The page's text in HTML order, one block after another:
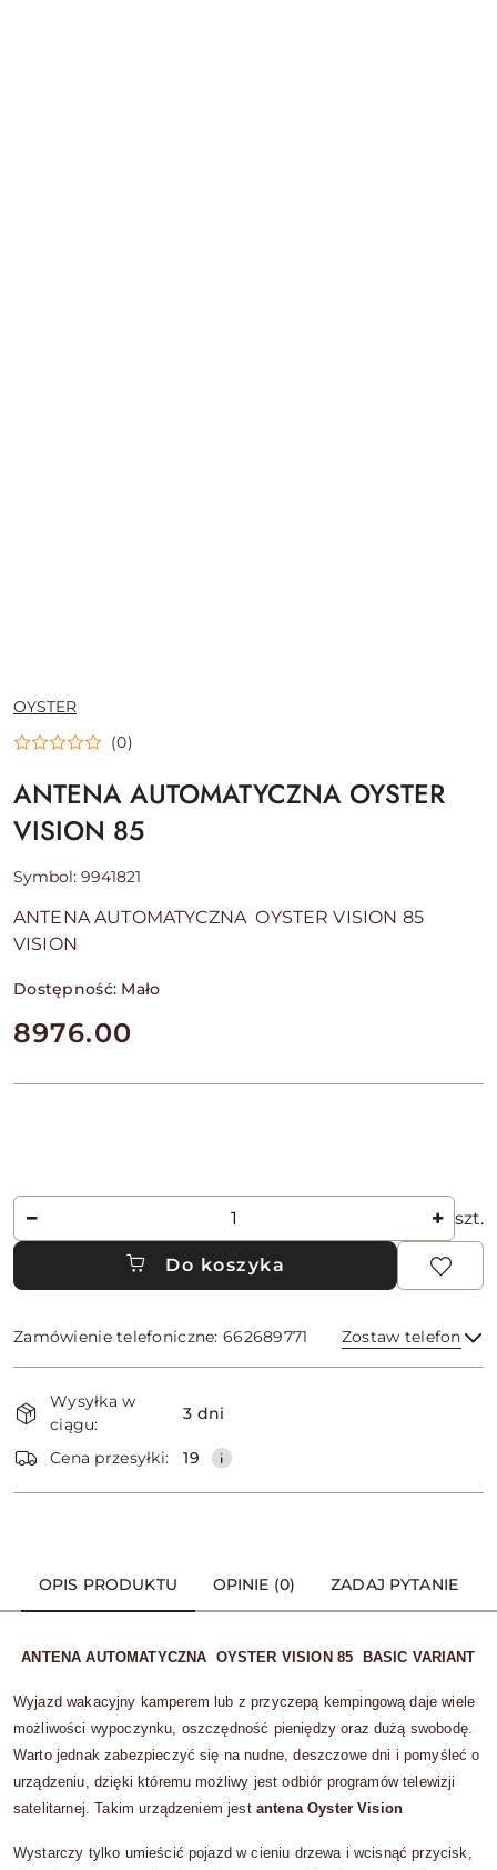
NAZWA
PRODUCENTA:
OYSTER
(0)
ANTENA AUTOMATYCZNA OYSTER
VISION 85
Symbol: 9941821
ANTENA AUTOMATYCZNA OYSTER VISION 85
VISION
Dostępność: Mało
cena:
8976.00
szt.
Do koszyka
Zamówienie telefoniczne: 662689771 Zostaw telefon
i
dostawa
Wysyłka w
ciągu:
3 dni
Cena przesyłki: 19
OPIS PRODUKTU OPINIE (0) ZADAJ PYTANIE
ANTENA AUTOMATYCZNA OYSTER VISION 85 BASIC VARIANT
Wyjazd wakacyjny kamperem lub z przyczepą kempingową daje wiele
możliwości wypoczynku, oszczędność pieniędzy oraz dużą swobodę.
Warto jednak zabezpieczyć się na nudne, deszczowe dni i pomyśleć o
urządzeniu, dzięki któremu możliwy jest odbiór programów telewizji
satelitarnej. Takim urządzeniem jest antena Oyster Vision
Wystarczy tylko umieścić pojazd w cieniu drzewa i wcisnąć przycisk,